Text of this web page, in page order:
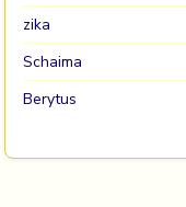
zika
Schaima
Berytus